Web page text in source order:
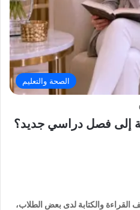
الصحة والتعليم
إلى فصل دراسي جديد؟
القراءة والكتابة لدى بعض الطلاب،